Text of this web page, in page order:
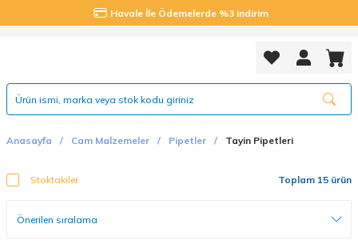
Havale İle Ödemelerde %3 indirim
Anasayfa Cam Malzemeler Pipetler Tayin Pipetleri
Stoktakiler Toplam 15 ürün